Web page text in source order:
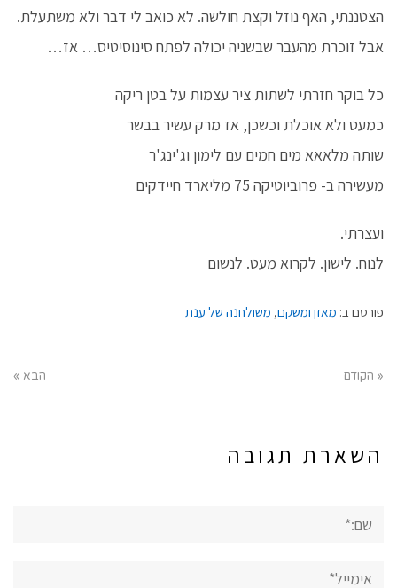
הצטננתי, האף נוזל וקצת חולשה. לא כואב לי דבר ולא משתעלת.
אבל זוכרת מהעבר שבשניה יכולה לפתח סינוסיטיס… אז…
כל בוקר חזרתי לשתות ציר עצמות על בטן ריקה
כמעט ולא אוכלת וכשכן, אז מרק עשיר בבשר
שותה מלאאא מים חמים עם לימון וג'ינג'ר
מעשירה ב- פרוביוטיקה 75 מליארד חיידקים
ועצרתי.
לנוח. לישון. לקרוא מעט. לנשום
פורסם ב: מאזן ומשקם, משולחנה של ענת
« הקודם הבא »
השארת תגובה